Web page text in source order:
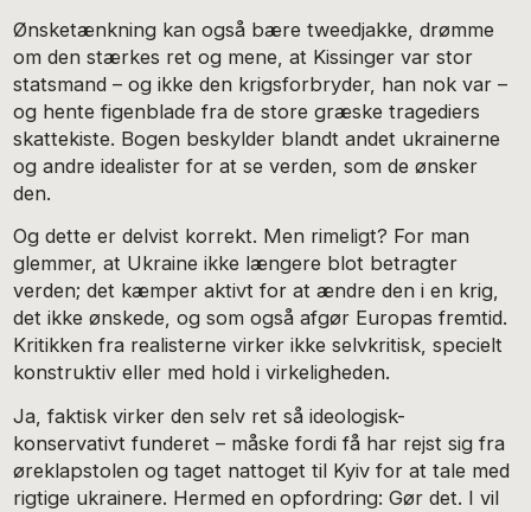
Ønsketænkning kan også bære tweedjakke, drømme
om den stærkes ret og mene, at Kissinger var stor
statsmand – og ikke den krigsforbryder, han nok var –
og hente figenblade fra de store græske tragediers
skattekiste. Bogen beskylder blandt andet ukrainerne
og andre idealister for at se verden, som de ønsker
den.
Og dette er delvist korrekt. Men rimeligt? For man
glemmer, at Ukraine ikke længere blot betragter
verden; det kæmper aktivt for at ændre den i en krig,
det ikke ønskede, og som også afgør Europas fremtid.
Kritikken fra realisterne virker ikke selvkritisk, specielt
konstruktiv eller med hold i virkeligheden.
Ja, faktisk virker den selv ret så ideologisk-
konservativt funderet – måske fordi få har rejst sig fra
øreklapstolen og taget nattoget til Kyiv for at tale med
rigtige ukrainere. Hermed en opfordring: Gør det. I vil